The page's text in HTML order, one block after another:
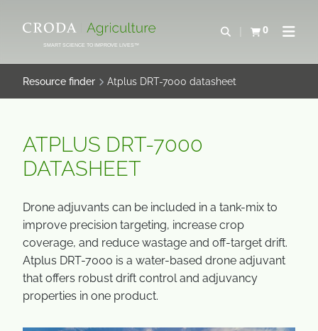
PARA
CONTEÚDO
PARA
MENU
SMART SCIENCE TO IMPROVE LIVES™
Abrir pesquisa
0
Exibir cestaAbrir
Resource finder Atplus DRT-7000 datasheet
ATPLUS DRT-7000
DATASHEET
Drone adjuvants can be included in a tank-mix to
improve precision targeting, increase crop
coverage, and reduce wastage and off-target drift.
Atplus DRT-7000 is a water-based drone adjuvant
that offers robust drift control and adjuvancy
properties in one product.